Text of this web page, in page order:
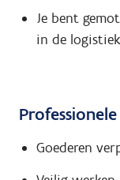
Je bent
in de
Goederen